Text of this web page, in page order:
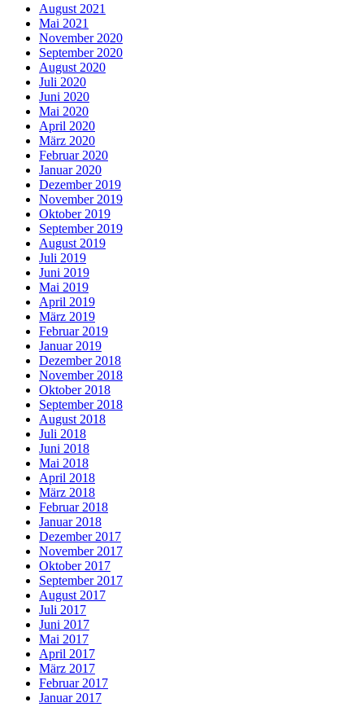
August 2021
Mai 2021
November 2020
September 2020
August 2020
Juli 2020
Juni 2020
Mai 2020
April 2020
März 2020
Februar 2020
Januar 2020
Dezember 2019
November 2019
Oktober 2019
September 2019
August 2019
Juli 2019
Juni 2019
Mai 2019
April 2019
März 2019
Februar 2019
Januar 2019
Dezember 2018
November 2018
Oktober 2018
September 2018
August 2018
Juli 2018
Juni 2018
Mai 2018
April 2018
März 2018
Februar 2018
Januar 2018
Dezember 2017
November 2017
Oktober 2017
September 2017
August 2017
Juli 2017
Juni 2017
Mai 2017
April 2017
März 2017
Februar 2017
Januar 2017